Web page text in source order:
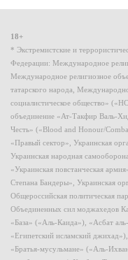
18+
* Экстремистские и
Федерации: Международное
Международное религиозное
татарского народа,
социалистическое общество»
объединение «Ат-Такфир Валь-
Честь» («Blood and Honour/
«Правый сектор», Украинская
Украинская народная
«Украинская повстанческая
Степана Бандеры», Украинская
Общероссийская политическая
Объединенных сил моджахедов
«База» («Аль-Каида»), «Асбат
«Египетский исламский
«Братья-мусульмане» («Аль-